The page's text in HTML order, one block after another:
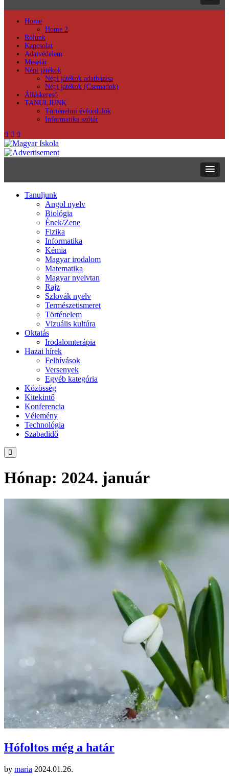
Home
Home 2
Rólunk
Kapcsolat
Adatvédelem
Mesetár
Népi játékok
Népi játékok adatbázisa
Népi játékok (Csemadok)
Álláskereső
TANULJUNK
Történelmi évfordulók
Informatika szótár
Tanuljunk
Angol nyelv
Biológia
Ének/Zene
Fizika
Informatika
Kémia
Magyar irodalom
Matematika
Magyar nyelvtan
Rajz
Szlovák nyelv
Természetismeret
Történelem
Vizuális kultúra
Oktatás
Irodalomterápia
Hazai hírek
Felhívások
Versenyek
Egyéb kategória
Közösség
Kitekintő
Konferencia
Vélemény
Technológia
Szabadidő
Hónap: 2024. január
Hófoltos még a határ
by maria 2024.01.26.